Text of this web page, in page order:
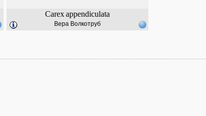
Carexappendiculata
Вера Волкотруб